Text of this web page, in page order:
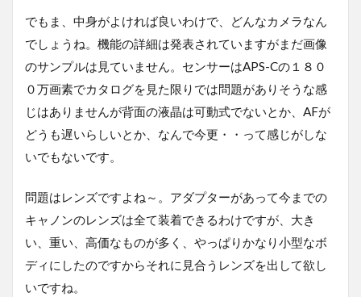
でもま、中身がよければ良いわけで、どんなカメラなん
でしょうね。機能の詳細は発表されていますがまだ画像
のサンプルは見ていません。センサーはAPS-Cの１８０
０万画素でカタログを見た限りでは問題がありそうな感
じはありませんが背面の液晶は可動式でないとか、AFが
どうも遅いらしいとか、なんで今更・・って感じがしな
いでもないです。
問題はレンズですよね～。アダプターがあって今までの
キャノンのレンズは全て装着できるわけですが、大き
い、重い、高価なものが多く、やっぱりかなり小型なボ
ディにしたのですからそれに見合うレンズを出して欲し
いですね。